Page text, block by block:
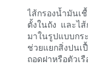
ไส้กรองน้ำมันเ
ตั้งในถัง และไ
มาในรูปแบบกร
ช่วยแยกสิ่งปนเ
ถอดฝาหรือตัวเ